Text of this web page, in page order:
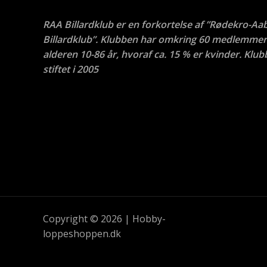
RAA Billardklub er en forkortelse af ”Rødekro-
Billardklub”. Klubben har omkring 60
alderen 10-86 år, hvoraf ca. 15 % er kvinder.
stiftet i 2005
Copyright © 2026 | Hobby-
loppeshoppen.dk